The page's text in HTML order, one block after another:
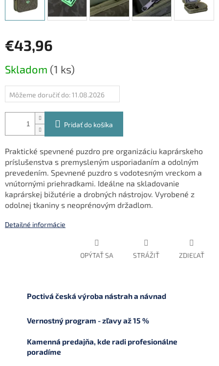
€43,96
cena:
Skladom (1 ks)
Môžeme doručiť do: 11.08.2026
Pridať do košíka
Praktické spevnené puzdro pre organizáciu kaprárskeho
príslušenstva s premysleným usporiadaním a odolným
prevedením. Spevnené puzdro s vodotesným vreckom a
vnútornými priehradkami. Ideálne na skladovanie
kaprárskej bižutérie a drobných nástrojov. Vyrobené z
odolnej tkaniny s neoprénovým držadlom.
Detailné informácie
OPÝTAŤ SA STRÁŽIŤ ZDIEĽAŤ
Poctivá česká výroba nástrah a návnad
Vernostný program - zľavy až 15 %
Kamenná predajňa, kde radi profesionálne
poradíme